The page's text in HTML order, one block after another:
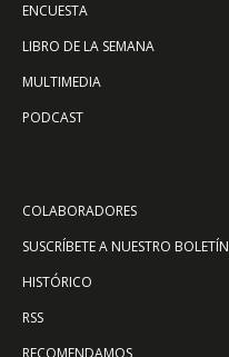
ENCUESTA
LIBRO DE LA SEMANA
MULTIMEDIA
PODCAST
COLABORADORES
SUSCRÍBETE A NUESTRO BOLETÍN
HISTÓRICO
RSS